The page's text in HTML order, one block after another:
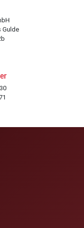
Gulde